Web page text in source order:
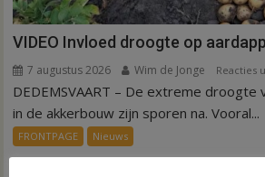
VIDEO Invloed droogte op
7 augustus 2026 Wim de Jonge Reacties
DEDEMSVAART – De extreme
in de akkerbouw zijn sporen na. Vooral...
FRONTPAGE Nieuws